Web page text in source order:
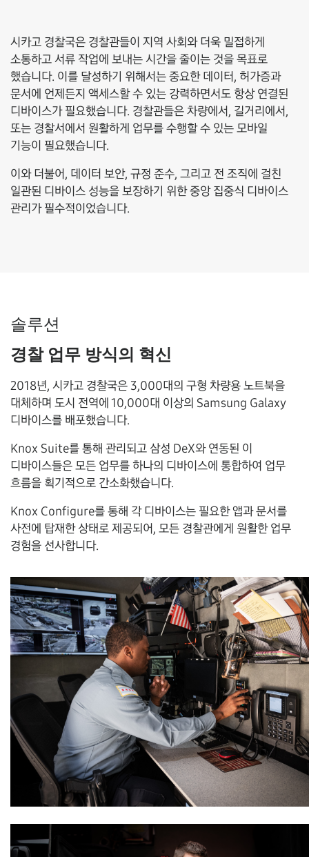
시카고 경찰국은 경찰관들이 지역 사회와 더욱 밀접하게
소통하고 서류 작업에 보내는 시간을 줄이는 것을 목표로
했습니다. 이를 달성하기 위해서는 중요한 데이터, 허가증과
문서에 언제든지 액세스할 수 있는 강력하면서도 항상 연결된
디바이스가 필요했습니다. 경찰관들은 차량에서, 길거리에서,
또는 경찰서에서 원활하게 업무를 수행할 수 있는 모바일
기능이 필요했습니다.
이와 더불어, 데이터 보안, 규정 준수, 그리고 전 조직에 걸친
일관된 디바이스 성능을 보장하기 위한 중앙 집중식 디바이스
관리가 필수적이었습니다.
솔루션
경찰 업무 방식의 혁신
2018년, 시카고 경찰국은 3,000대의 구형 차량용 노트북을
대체하며 도시 전역에 10,000대 이상의 Samsung Galaxy
디바이스를 배포했습니다.
Knox Suite를 통해 관리되고 삼성 DeX와 연동된 이
디바이스들은 모든 업무를 하나의 디바이스에 통합하여 업무
흐름을 획기적으로 간소화했습니다.
Knox Configure를 통해 각 디바이스는 필요한 앱과 문서를
사전에 탑재한 상태로 제공되어, 모든 경찰관에게 원활한 업무
경험을 선사합니다.